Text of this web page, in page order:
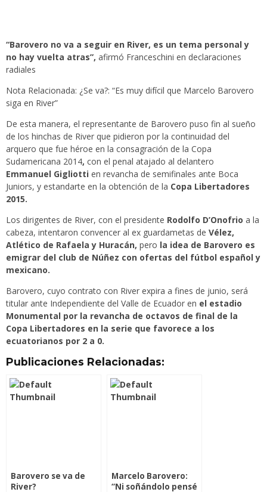
“Barovero no va a seguir en River, es un tema personal y
no hay vuelta atras”, afirmó Franceschini en declaraciones
radiales
Nota Relacionada: ¿Se va?: “Es muy difícil que Marcelo Barovero
siga en River”
De esta manera, el representante de Barovero puso fin al sueño
de los hinchas de River que pidieron por la continuidad del
arquero que fue héroe en la consagración de la Copa
Sudamericana 2014, con el penal atajado al delantero
Emmanuel Gigliotti en revancha de semifinales ante Boca
Juniors, y estandarte en la obtención de la Copa Libertadores
2015.
Los dirigentes de River, con el presidente Rodolfo D’Onofrio a la
cabeza, intentaron convencer al ex guardametas de Vélez,
Atlético de Rafaela y Huracán, pero la idea de Barovero es
emigrar del club de Núñez con ofertas del fútbol español y
mexicano.
Barovero, cuyo contrato con River expira a fines de junio, será
titular ante Independiente del Valle de Ecuador en el estadio
Monumental por la revancha de octavos de final de la
Copa Libertadores en la serie que favorece a los
ecuatorianos por 2 a 0.
Publicaciones Relacionadas:
Barovero se va de
River?
Marcelo Barovero:
“Ni soñándolo pensé